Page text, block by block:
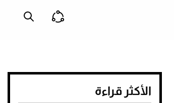
الأكثر قراءة